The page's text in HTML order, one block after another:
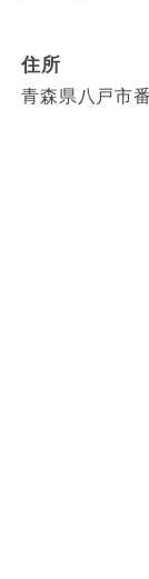
住所
青森県八戸市